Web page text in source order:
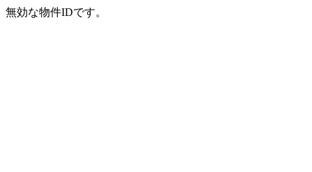
無効な物件IDです。